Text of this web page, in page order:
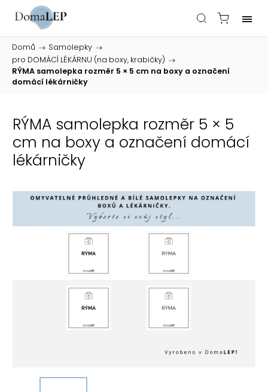
Domů / Samolepky /
pro DOMÁCÍ LÉKÁRNU (na boxy, krabičky) /
RÝMA samolepka rozměr 5 × 5 cm na boxy a označení
domácí lékárničky
RÝMA samolepka rozměr 5 × 5
cm na boxy a označení domácí
lékárničky